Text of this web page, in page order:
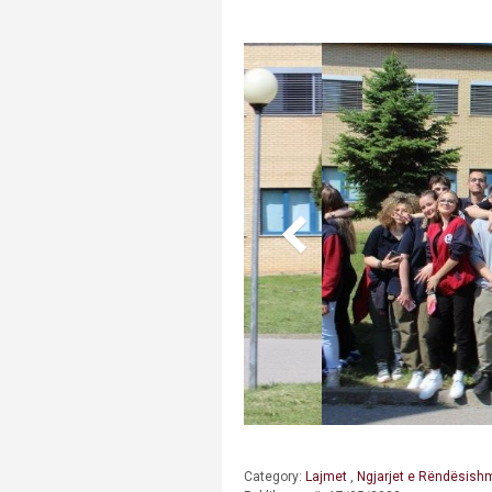
Category: Lajmet , Ngjarjet e